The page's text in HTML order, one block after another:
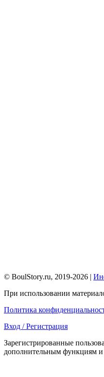
© BoulStory.ru, 2019-2026 |
При использовании
Политика
Вход / Регистрация
Зарегистрированные
дополнительным функциям